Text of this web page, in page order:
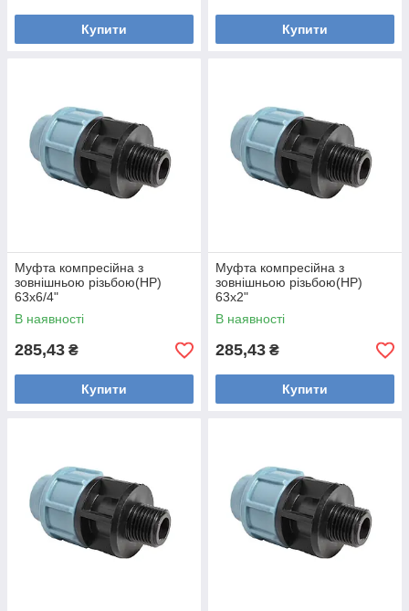
Купити Купити
Муфта компресійна з
зовнішньою різьбою(НР)
63х6/4"
В наявності
285,43 ₴
Купити
Муфта компресійна з
зовнішньою різьбою(НР)
63х2"
В наявності
285,43 ₴
Купити